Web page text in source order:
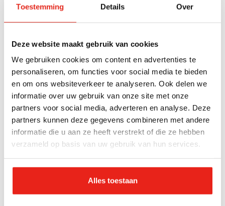
Toestemming Details Over
Deze website maakt gebruik van cookies
We gebruiken cookies om content en advertenties te
personaliseren, om functies voor social media te bieden
en om ons websiteverkeer te analyseren. Ook delen we
informatie over uw gebruik van onze site met onze
partners voor social media, adverteren en analyse. Deze
partners kunnen deze gegevens combineren met andere
informatie die u aan ze heeft verstrekt of die ze hebben
verzameld op basis van uw gebruik van hun services.
Alles toestaan
Mensen die voor dit project in aanmerking komen,
maatschappelijke opvang en hebben daar al een
traject doorlopen. Ze zijn in staat om zelfstandig te
wonen met begeleiding. Er komt wekelijks
begeleiding op geplande en ongeplande tijden. Na
een traject van gemiddeld anderhalf jaar kan de
deelnemer doorstromen naar zelfstandige
woonruimte.